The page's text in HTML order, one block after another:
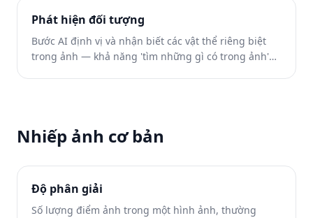
Phát hiện đối tượng
Bước AI định vị và nhận biết các vật thể riêng biệt
trong ảnh — khả năng 'tìm những gì có trong ảnh'
Nhiếp ảnh cơ bản
Độ phân giải
Số lượng điểm ảnh trong một hình ảnh, thường